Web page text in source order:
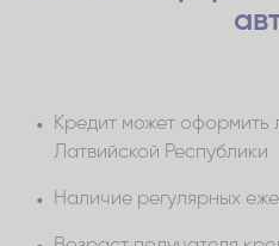
Кредит может оформить
Латвийской Республики
Наличие регулярных